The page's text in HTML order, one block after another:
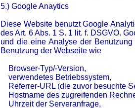
5.) Google Anaytics
Diese Website benutzt Google
des Art. 6 Abs. 1 S. 1 lit. f. DSGVO.
und die eine Analyse der
Benutzung der Webseite wie
Browser-Typ/-Version,
verwendetes Betriebssystem,
Referrer-URL (die zuvor besuchte
Hostname des zugreifenden
Uhrzeit der Serveranfrage,